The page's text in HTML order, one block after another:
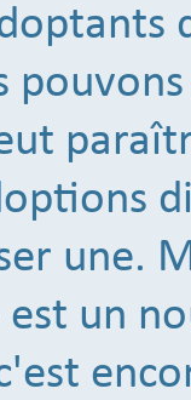
une.
un